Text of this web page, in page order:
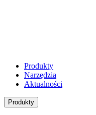
Produkty
Narzędzia
Aktualności
Produkty